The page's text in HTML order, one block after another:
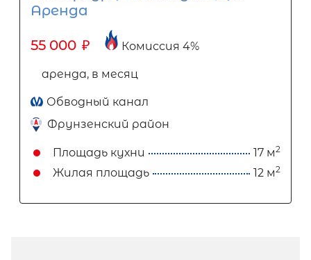
Аренда
55 000 ₽ Комиссия 4%
аренда, в месяц
Обводный канал
Фрунзенский район
Площадь кухни 17 м2
Жилая площадь 12 м2